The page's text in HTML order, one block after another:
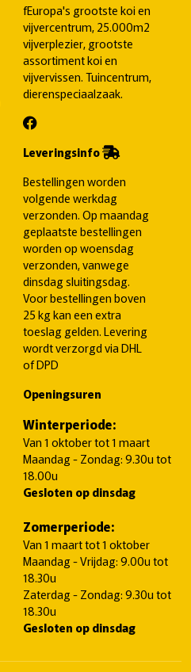
fEuropa's grootste koi en
vijvercentrum, 25.000m2
vijverplezier, grootste
assortiment koi en
vijvervissen. Tuincentrum,
dierenspeciaalzaak.
Leveringsinfo
Bestellingen worden
volgende werkdag
verzonden. Op maandag
geplaatste bestellingen
worden op woensdag
verzonden, vanwege
dinsdag sluitingsdag.
Voor bestellingen boven
25 kg kan een extra
toeslag gelden. Levering
wordt verzorgd via DHL
of DPD
Openingsuren
Winterperiode:
Van 1 oktober tot 1 maart
Maandag - Zondag: 9.30u tot
18.00u
Gesloten op dinsdag
Zomerperiode:
Van 1 maart tot 1 oktober
Maandag - Vrijdag: 9.00u tot
18.30u
Zaterdag - Zondag: 9.30u tot
18.30u
Gesloten op dinsdag